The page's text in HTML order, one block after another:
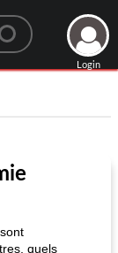
Login
quels